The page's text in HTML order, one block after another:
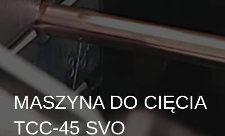
MASZYNA DO CIĘCIA
TCC-45 SVO